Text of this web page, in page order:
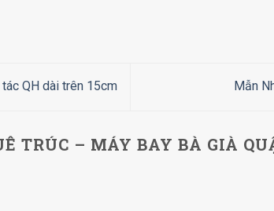
QH dài trên 15cm Mẫn
TRÚC – MÁY BAY BÀ GIÀ